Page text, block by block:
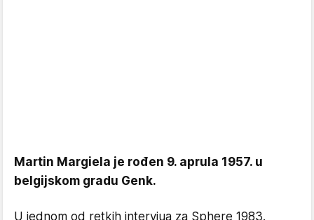
Martin Margiela je rođen 9. aprula 1957. u
belgijskom gradu Genk.
U jednom od retkih intervjua za Sphere 1983.